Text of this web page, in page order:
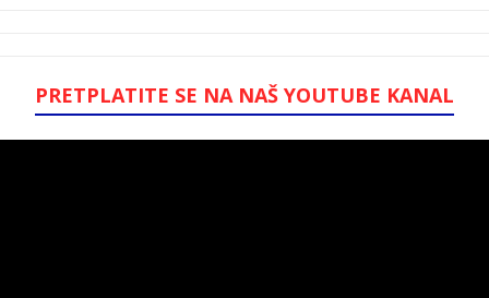
PRETPLATITE SE NA NAŠ YOUTUBE KANAL